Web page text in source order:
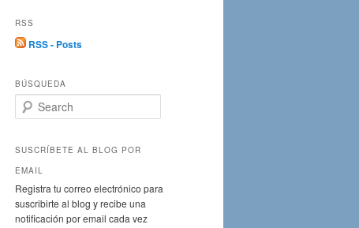
RSS
RSS - Posts
BÚSQUEDA
e
r
h
SUSCRÍBETE AL BLOG POR
EMAIL
Registra tu correo electrónico para
suscribirte al blog y recibe una
notificación por email cada vez